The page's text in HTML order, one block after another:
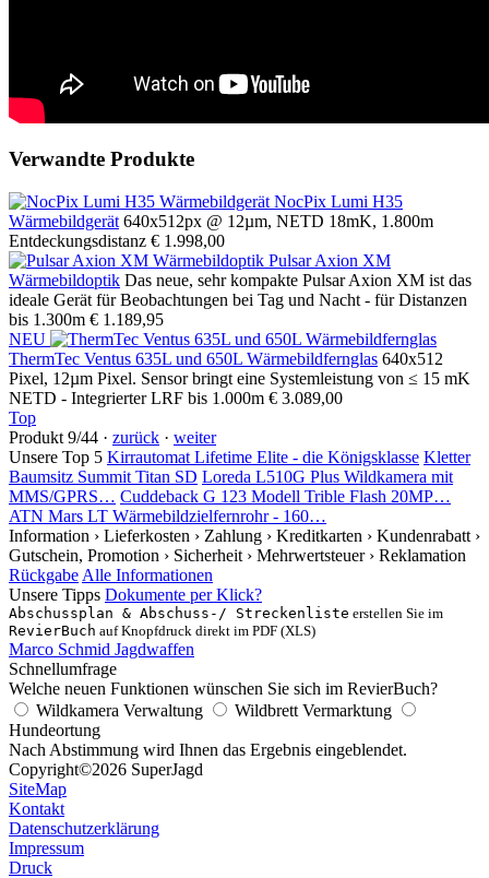
Verwandte Produkte
NocPix Lumi H35
Wärmebildgerät 640x512px @ 12µm, NETD 18mK, 1.800m
Entdeckungsdistanz € 1.998,00
Pulsar Axion XM
Wärmebildoptik Das neue, sehr kompakte Pulsar Axion XM ist das
ideale Gerät für Beobachtungen bei Tag und Nacht - für Distanzen
bis 1.300m € 1.189,95
NEU
ThermTec Ventus 635L und 650L Wärmebildfernglas 640x512
Pixel, 12µm Pixel. Sensor bringt eine Systemleistung von ≤ 15 mK
NETD - Integrierter LRF bis 1.000m € 3.089,00
Top
Produkt 9/44 · zurück · weiter
Unsere Top 5 Kirrautomat Lifetime Elite - die Königsklasse Kletter
Baumsitz Summit Titan SD Loreda L510G Plus Wildkamera mit
MMS/GPRS… Cuddeback G 123 Modell Trible Flash 20MP…
ATN Mars LT Wärmebildzielfernrohr - 160…
Information › Lieferkosten › Zahlung › Kreditkarten › Kundenrabatt ›
Gutschein, Promotion › Sicherheit › Mehrwertsteuer › Reklamation
Rückgabe Alle Informationen
Unsere Tipps Dokumente per Klick?
Abschussplan & Abschuss-/ Streckenliste erstellen Sie im
RevierBuch auf Knopfdruck direkt im PDF (XLS)
Marco Schmid Jagdwaffen
Schnellumfrage
Welche neuen Funktionen wünschen Sie sich im RevierBuch?
Wildkamera Verwaltung
Wildbrett Vermarktung
Hundeortung
Nach Abstimmung wird Ihnen das Ergebnis eingeblendet.
Copyright©2026 SuperJagd
SiteMap
Kontakt
Datenschutzerklärung
Impressum
Druck